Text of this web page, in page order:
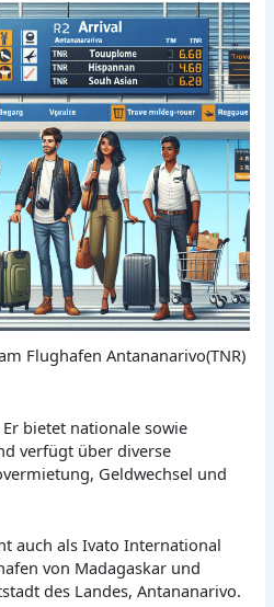
Flughafen Antananarivo(TNR)
bietet nationale sowie
verfügt über diverse
Geldwechsel und
auch als Ivato International
von Madagaskar und
des Landes, Antananarivo.